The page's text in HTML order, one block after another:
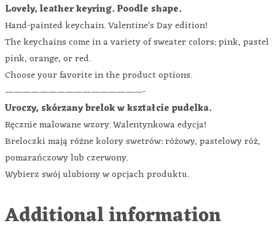
Lovely, leather keyring. Poodle shape.
Hand-painted keychain.Valentine’s Day edition!
The keychains come in a variety of sweater colors: pink, pastel
pink, orange, or red.
Choose your favorite in the product options.
————————————————-
Uroczy, skórzany brelok w kształcie pudelka.
Ręcznie malowane wzory. Walentynkowa edycja!
Breloczki mają różne kolory swetrów: różowy, pastelowy róż,
pomarańczowy lub czerwony.
Wybierz swój ulubiony w opcjach produktu.
Additional information